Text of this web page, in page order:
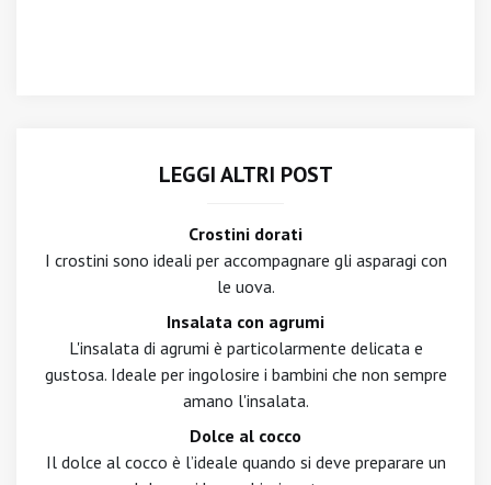
LEGGI ALTRI POST
Crostini dorati
I crostini sono ideali per accompagnare gli asparagi con
le uova.
Insalata con agrumi
L'insalata di agrumi è particolarmente delicata e
gustosa. Ideale per ingolosire i bambini che non sempre
amano l'insalata.
Dolce al cocco
Il dolce al cocco è l’ideale quando si deve preparare un